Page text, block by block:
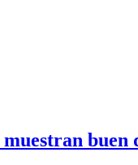
buen